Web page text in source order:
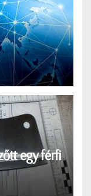
egy férfi